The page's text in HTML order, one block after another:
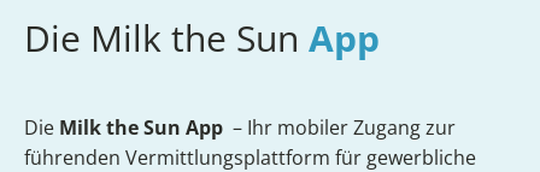
Die Milk the Sun App
Die Milk the Sun App – Ihr mobiler Zugang zur
führenden Vermittlungsplattform für gewerbliche